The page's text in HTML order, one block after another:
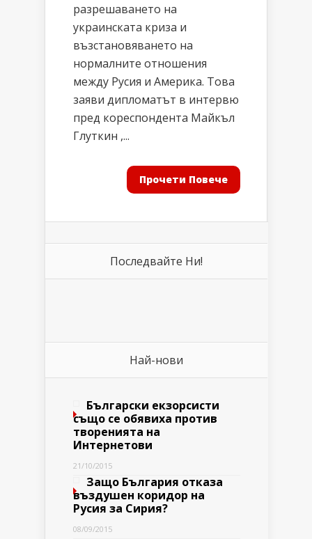
разрешаването на
украинската криза и
възстановяването на
нормалните отношения
между Русия и Америка. Това
заяви дипломатът в интервю
пред кореспондента Майкъл
Глуткин ,...
Прочети Повече
Последвайте Ни!
Най-нови
Български екзорсисти
също се обявиха против
творенията на
Интернетови
21/10/2015
Защо България отказа
въздушен коридор на
Русия за Сирия?
08/09/2015